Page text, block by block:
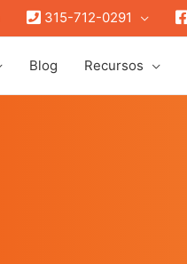
315-712-0291
Blog Recursos